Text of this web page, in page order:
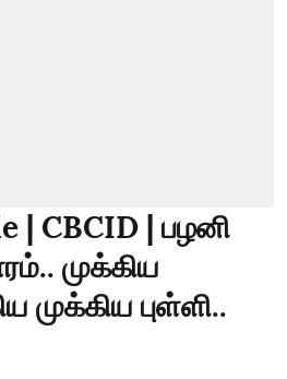
| CBCID | பழனி
முக்கிய
முக்கிய புள்ளி..